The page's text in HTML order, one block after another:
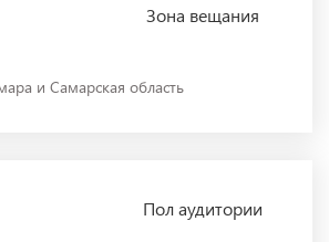
Зона вещания
и Самарская область
Полаудитории